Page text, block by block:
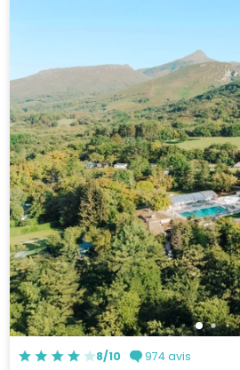
8/10 974 avis